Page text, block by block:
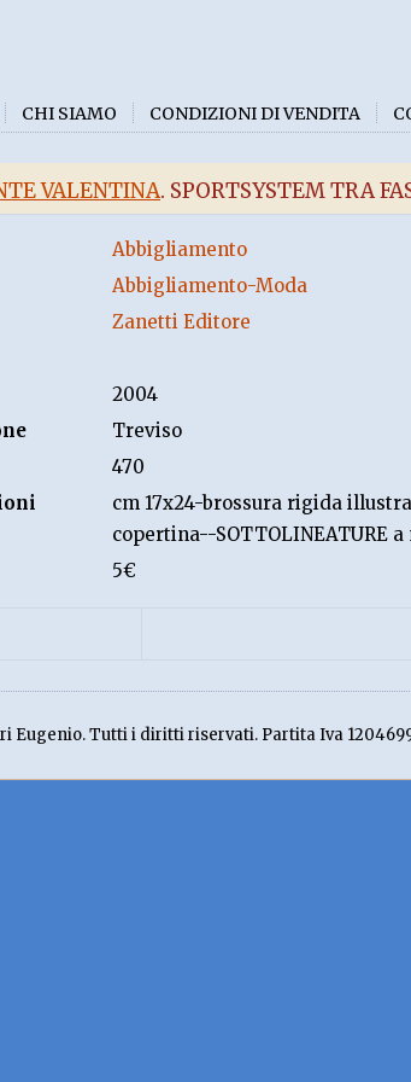
CHI SIAMO CONDIZIONI DI VENDITA
VALENTINA. SPORTSYSTEM TRA
Abbigliamento
Abbigliamento-Moda
Zanetti Editore
2004
Treviso
470
cm 17x24-brossura rigida
copertina--SOTTOLINEATURE
5€
Tutti i diritti riservati. Partita Iva